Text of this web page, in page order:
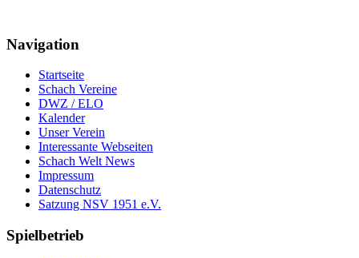
Navigation
Startseite
Schach Vereine
DWZ / ELO
Kalender
Unser Verein
Interessante Webseiten
Schach Welt News
Impressum
Datenschutz
Satzung NSV 1951 e.V.
Spielbetrieb